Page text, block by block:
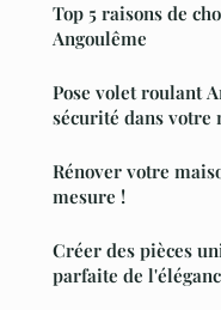
Top 5 raisons de
Angoulême
Pose volet roulant
sécurité dans votre
Rénover votre
mesure !
Créer des pièces
parfaite de